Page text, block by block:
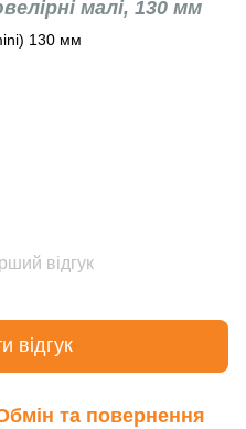
малі, 130 мм
130 мм
відгук
відгук
та повернення